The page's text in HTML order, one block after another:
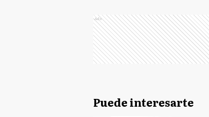
Ads
Puede interesarte